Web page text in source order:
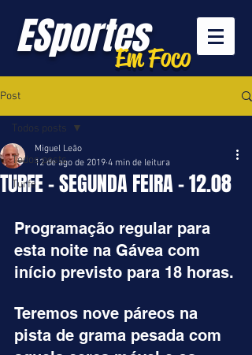
ESportesEm Foco
Post
Todos posts
Turfe
Todos posts
TURFE - SEGUNDA FEIRA - 12.08
Miguel Leão
12 de ago de 2019 4 min de leitura
Programação regular para
esta noite na Gávea com
início previsto para 18 horas.
Teremos nove páreos na
pista de grama pesada com